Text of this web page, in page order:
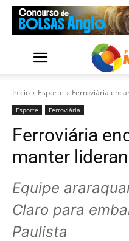
Início Esporte Ferroviária
Esporte Ferroviária
Ferroviária
manter
Equipe
Claro para
Paulista